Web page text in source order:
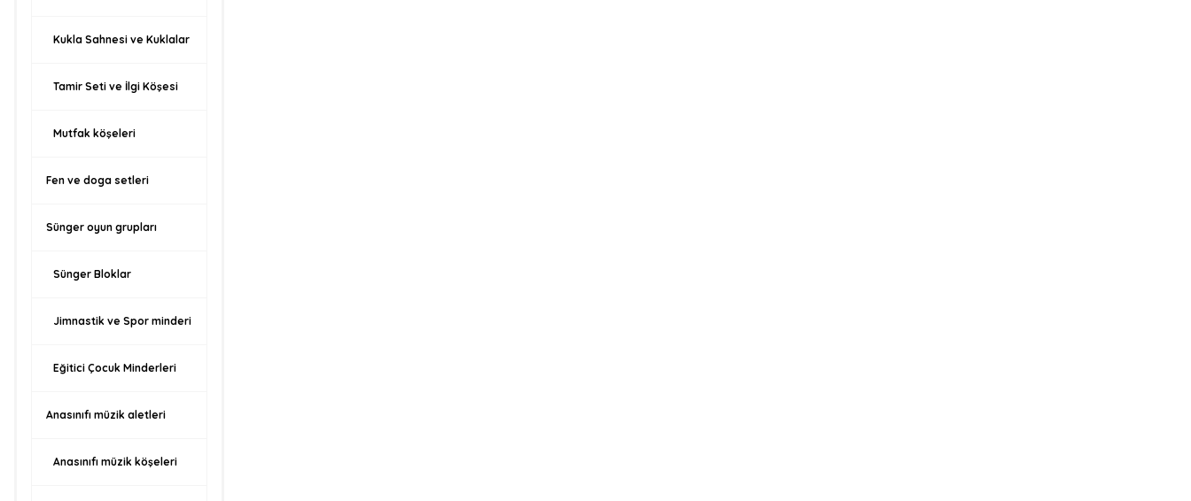
Kukla Sahnesi ve Kuklalar
Tamir Seti ve İlgi Köşesi
Mutfak köşeleri
Fen ve doga setleri
Sünger oyun grupları
Sünger Bloklar
Jimnastik ve Spor minderi
Eğitici Çocuk Minderleri
Anasınıfı müzik aletleri
Anasınıfı müzik köşeleri